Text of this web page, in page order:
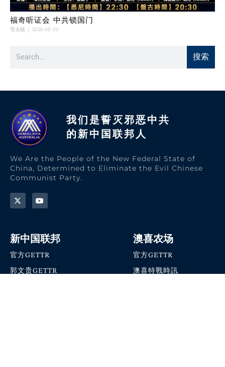
福奇听证会 中共锁国门
导火线 2026-08-03
搜索
我们是誓灭邪恶中共
的新中国联邦人​
We Are the People of the New Federal State of
China, Determined to Eliminate the Evil Chinese
Communist Party.
新中国联邦
官方GETTR
郭文贵GETTR
澳喜农场
官方GETTR
澳喜特戰時訊